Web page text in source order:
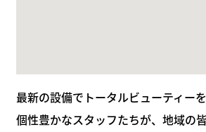
最新の設備でトータルビューティー
個性豊かなスタッフたちが、地域の